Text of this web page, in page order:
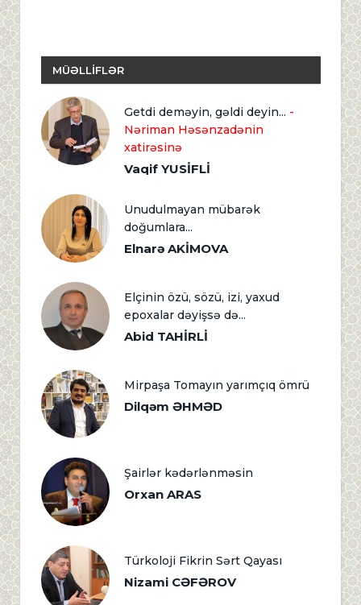
MÜƏLLİFLƏR
Getdi deməyin, gəldi deyin... -
Nəriman Həsənzadənin
xatirəsinə
Vaqif YUSİFLİ
Unudulmayan mübarək
doğumlara...
Elnarə AKİMOVA
Elçinin özü, sözü, izi, yaxud
epoxalar dəyişsə də...
Abid TAHİRLİ
Mirpaşa Tomayın yarımçıq ömrü
Dilqəm ƏHMƏD
Şairlər kədərlənməsin
Orxan ARAS
Türkoloji Fikrin Sərt Qayası
Nizami CƏFƏROV